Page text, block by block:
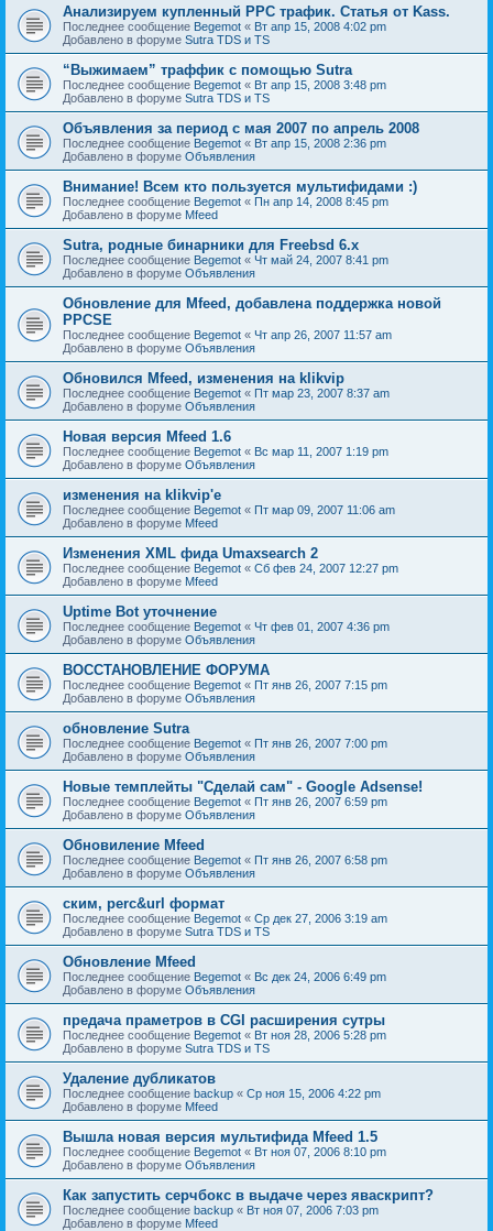
Анализируем купленный PPC трафик. Статья от Kass.
Последнее сообщение Begemot « Вт апр 15, 2008 4:02 pm
Добавлено в форуме Sutra TDS и TS
“Выжимаем” траффик с помощью Sutra
Последнее сообщение Begemot « Вт апр 15, 2008 3:48 pm
Добавлено в форуме Sutra TDS и TS
Объявления за период с мая 2007 по апрель 2008
Последнее сообщение Begemot « Вт апр 15, 2008 2:36 pm
Добавлено в форуме Объявления
Внимание! Всем кто пользуется мультифидами :)
Последнее сообщение Begemot « Пн апр 14, 2008 8:45 pm
Добавлено в форуме Mfeed
Sutra, родные бинарники для Freebsd 6.x
Последнее сообщение Begemot « Чт май 24, 2007 8:41 pm
Добавлено в форуме Объявления
Обновление для Mfeed, добавлена поддержка новой
PPCSE
Последнее сообщение Begemot « Чт апр 26, 2007 11:57 am
Добавлено в форуме Объявления
Обновился Mfeed, изменения на klikvip
Последнее сообщение Begemot « Пт мар 23, 2007 8:37 am
Добавлено в форуме Объявления
Новая версия Mfeed 1.6
Последнее сообщение Begemot « Вс мар 11, 2007 1:19 pm
Добавлено в форуме Объявления
изменения на klikvip'е
Последнее сообщение Begemot « Пт мар 09, 2007 11:06 am
Добавлено в форуме Mfeed
Изменения XML фида Umaxsearch 2
Последнее сообщение Begemot « Сб фев 24, 2007 12:27 pm
Добавлено в форуме Mfeed
Uptime Bot уточнение
Последнее сообщение Begemot « Чт фев 01, 2007 4:36 pm
Добавлено в форуме Объявления
ВОССТАНОВЛЕНИЕ ФОРУМА
Последнее сообщение Begemot « Пт янв 26, 2007 7:15 pm
Добавлено в форуме Объявления
обновление Sutra
Последнее сообщение Begemot « Пт янв 26, 2007 7:00 pm
Добавлено в форуме Объявления
Новые темплейты "Cделай сам" - Google Adsense!
Последнее сообщение Begemot « Пт янв 26, 2007 6:59 pm
Добавлено в форуме Объявления
Обновиление Mfeed
Последнее сообщение Begemot « Пт янв 26, 2007 6:58 pm
Добавлено в форуме Объявления
ским, perc&url формат
Последнее сообщение Begemot « Ср дек 27, 2006 3:19 am
Добавлено в форуме Sutra TDS и TS
Обновление Mfeed
Последнее сообщение Begemot « Вс дек 24, 2006 6:49 pm
Добавлено в форуме Объявления
предача праметров в CGI расширения сутры
Последнее сообщение Begemot « Вт ноя 28, 2006 5:28 pm
Добавлено в форуме Sutra TDS и TS
Удаление дубликатов
Последнее сообщение backup « Ср ноя 15, 2006 4:22 pm
Добавлено в форуме Mfeed
Вышла новая версия мультифида Mfeed 1.5
Последнее сообщение Begemot « Вт ноя 07, 2006 8:10 pm
Добавлено в форуме Объявления
Как запустить серчбокс в выдаче через яваскрипт?
Последнее сообщение backup « Вт ноя 07, 2006 7:03 pm
Добавлено в форуме Mfeed